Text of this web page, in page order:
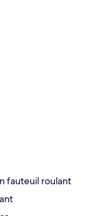
fauteuil roulant